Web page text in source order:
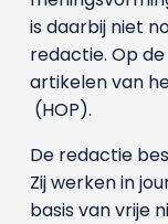
is daarbij niet
redactie. Op
artikelen van
(HOP).
De redactie
Zij werken in
basis van vrije